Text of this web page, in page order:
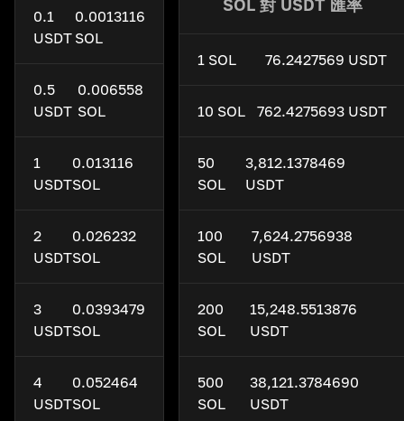
0.1
USDT
0.0013116
SOL
0.5
USDT
0.006558
SOL
1
USDT
0.013116
SOL
2
USDT
0.026232
SOL
3
USDT
0.0393479
SOL
4
USDT
0.052464
SOL
SOL 對 USDT 匯率
1 SOL 76.2427569 USDT
10 SOL 762.4275693 USDT
50
SOL
3,812.1378469
USDT
100
SOL
7,624.2756938
USDT
200
SOL
15,248.5513876
USDT
500
SOL
38,121.3784690
USDT